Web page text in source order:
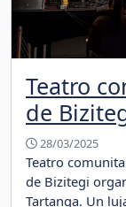
Teatro
de
28/03/2025
Teatro
de Bizitegi
Tartanga. Un